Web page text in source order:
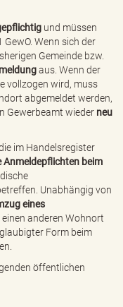
und müssen
Wenn sich der
Gemeinde bzw.
aus. Wenn der
vollzogen wird, muss
abgemeldet werden,
Gewerbeamt wieder neu
im Handelsregister
Anmeldepflichten beim
Unabhängig von
eines
einen anderen Wohnort
Form beim
öffentlichen